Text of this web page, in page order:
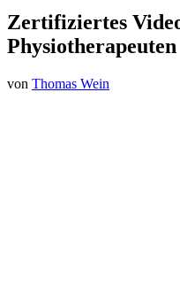
Zertifiziertes
Physiotherapeuten
von Thomas Wein